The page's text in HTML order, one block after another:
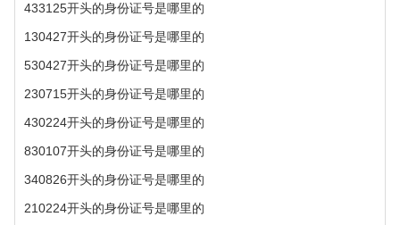
433125开头的身份证号是哪里的
130427开头的身份证号是哪里的
530427开头的身份证号是哪里的
230715开头的身份证号是哪里的
430224开头的身份证号是哪里的
830107开头的身份证号是哪里的
340826开头的身份证号是哪里的
210224开头的身份证号是哪里的